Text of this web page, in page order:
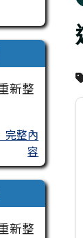
新整
完整內
容
新整